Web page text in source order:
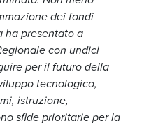
dei fondi
ha presentato a
con undici
per il futuro della
tecnologico,
istruzione,
sfide prioritarie per la